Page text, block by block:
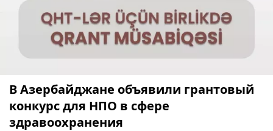
В Азербайджане объявили грантовый
конкурс для НПО в сфере
здравоохранения